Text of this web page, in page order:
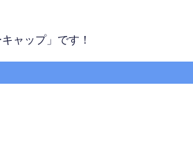
ャップ」です！